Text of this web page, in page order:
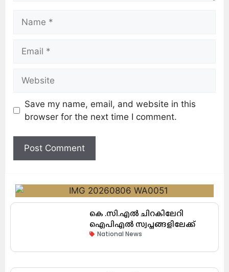
Save my name, email, and website in this
browser for the next time I comment.
കെ .സി.എൽ ചിറകിലേറി
ഐപിഎൽ സ്വപ്നങ്ങളിലേക്ക്
National News